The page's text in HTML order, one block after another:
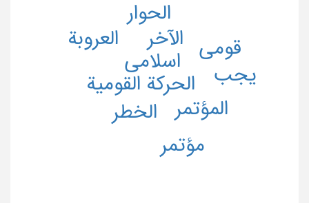
اسلامی
الآخر
الحرکة القومیة
الحوار
الخطر
العروبة
المؤتمر
قومی
مؤتمر
یجب